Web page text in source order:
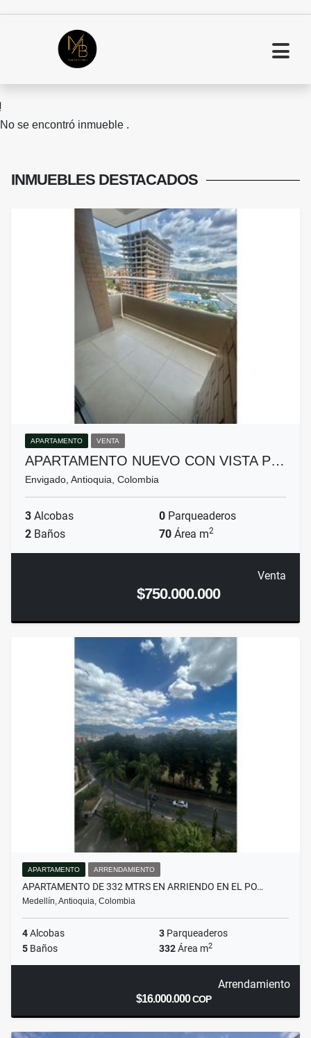
No se encontró inmueble .
INMUEBLES DESTACADOS
APARTAMENTO VENTA
APARTAMENTO NUEVO CON VISTA P…
Envigado, Antioquia, Colombia
3 Alcobas 0 Parqueaderos
2 Baños 70 Área m2
Venta
$750.000.000
APARTAMENTO ARRENDAMIENTO
APARTAMENTO DE 332 MTRS EN ARRIENDO EN EL PO…
Medellín, Antioquia, Colombia
4Alcobas 3 Parqueaderos
5 Baños 332Área m2
Arrendamiento
$16.000.000COP